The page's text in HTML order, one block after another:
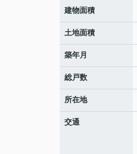
建物面積
土地面積
築年月
総戸数
所在地
交通